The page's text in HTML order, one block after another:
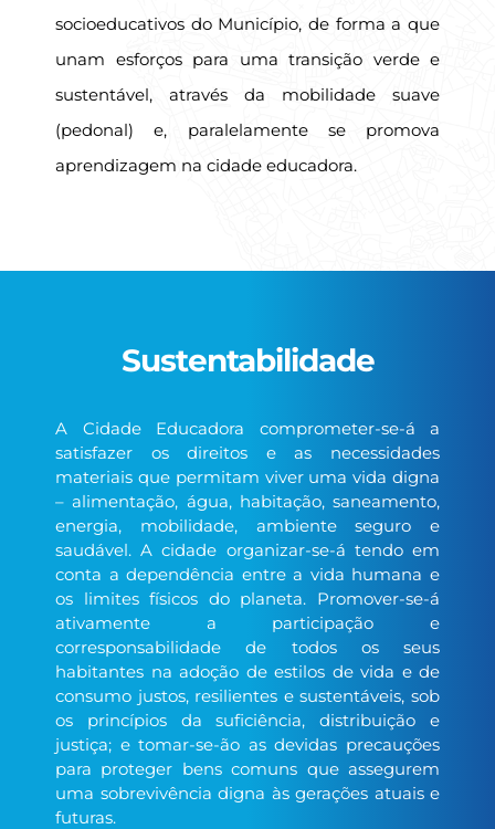
socioeducativos do Município, de forma a que
unam esforços para uma transição verde e
sustentável, através da mobilidade suave
(pedonal) e, paralelamente se promova
aprendizagem na cidade educadora.
Sustentabilidade
A Cidade Educadora comprometer-se-á a
satisfazer os direitos e as necessidades
materiais que permitam viver uma vida digna
– alimentação, água, habitação, saneamento,
energia, mobilidade, ambiente seguro e
saudável. A cidade organizar-se-á tendo em
conta a dependência entre a vida humana e
os limites físicos do planeta. Promover-se-á
ativamente a participação e
corresponsabilidade de todos os seus
habitantes na adoção de estilos de vida e de
consumo justos, resilientes e sustentáveis, sob
os princípios da suficiência, distribuição e
justiça; e tomar-se-ão as devidas precauções
para proteger bens comuns que assegurem
uma sobrevivência digna às gerações atuais e
futuras.